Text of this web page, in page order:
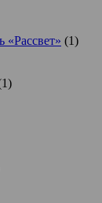
«Рассвет» (1)